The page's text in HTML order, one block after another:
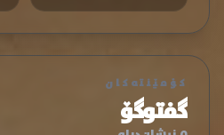
کۆمێنتەکان
گفتوگۆ